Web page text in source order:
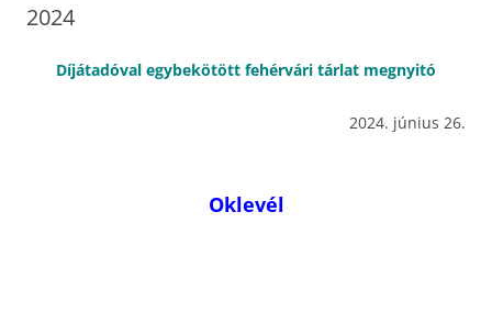
2024
Díjátadóval egybekötött fehérvári tárlat megnyitó
2024. június 26.
Oklevél